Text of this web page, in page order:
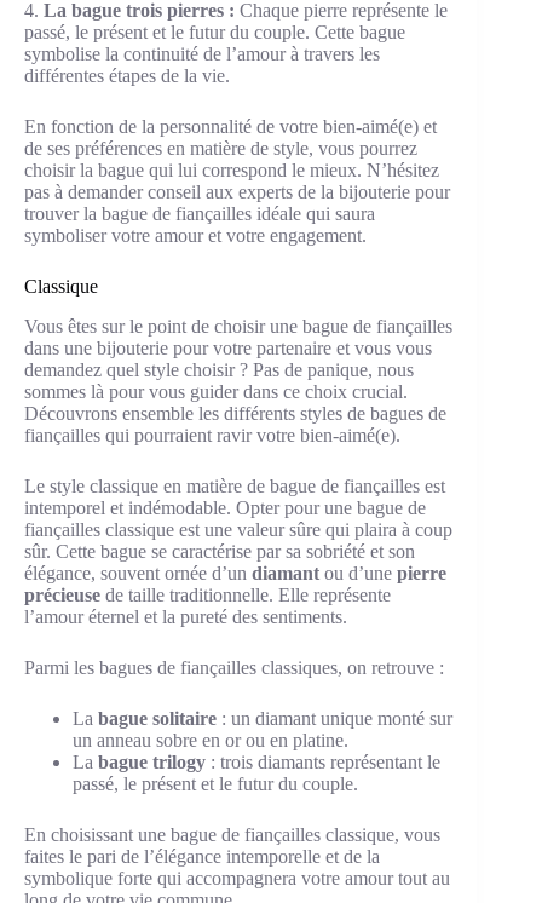
4. La bague trois pierres : Chaque pierre représente le
passé, le présent et le futur du couple. Cette bague
symbolise la continuité de l’amour à travers les
différentes étapes de la vie.
En fonction de la personnalité de votre bien-aimé(e) et
de ses préférences en matière de style, vous pourrez
choisir la bague qui lui correspond le mieux. N’hésitez
pas à demander conseil aux experts de la bijouterie pour
trouver la bague de fiançailles idéale qui saura
symboliser votre amour et votre engagement.
Classique
Vous êtes sur le point de choisir une bague de fiançailles
dans une bijouterie pour votre partenaire et vous vous
demandez quel style choisir ? Pas de panique, nous
sommes là pour vous guider dans ce choix crucial.
Découvrons ensemble les différents styles de bagues de
fiançailles qui pourraient ravir votre bien-aimé(e).
Le style classique en matière de bague de fiançailles est
intemporel et indémodable. Opter pour une bague de
fiançailles classique est une valeur sûre qui plaira à coup
sûr. Cette bague se caractérise par sa sobriété et son
élégance, souvent ornée d’un diamant ou d’une pierre
précieuse de taille traditionnelle. Elle représente
l’amour éternel et la pureté des sentiments.
Parmi les bagues de fiançailles classiques, on retrouve :
La bague solitaire : un diamant unique monté sur
un anneau sobre en or ou en platine.
La bague trilogy : trois diamants représentant le
passé, le présent et le futur du couple.
En choisissant une bague de fiançailles classique, vous
faites le pari de l’élégance intemporelle et de la
symbolique forte qui accompagnera votre amour tout au